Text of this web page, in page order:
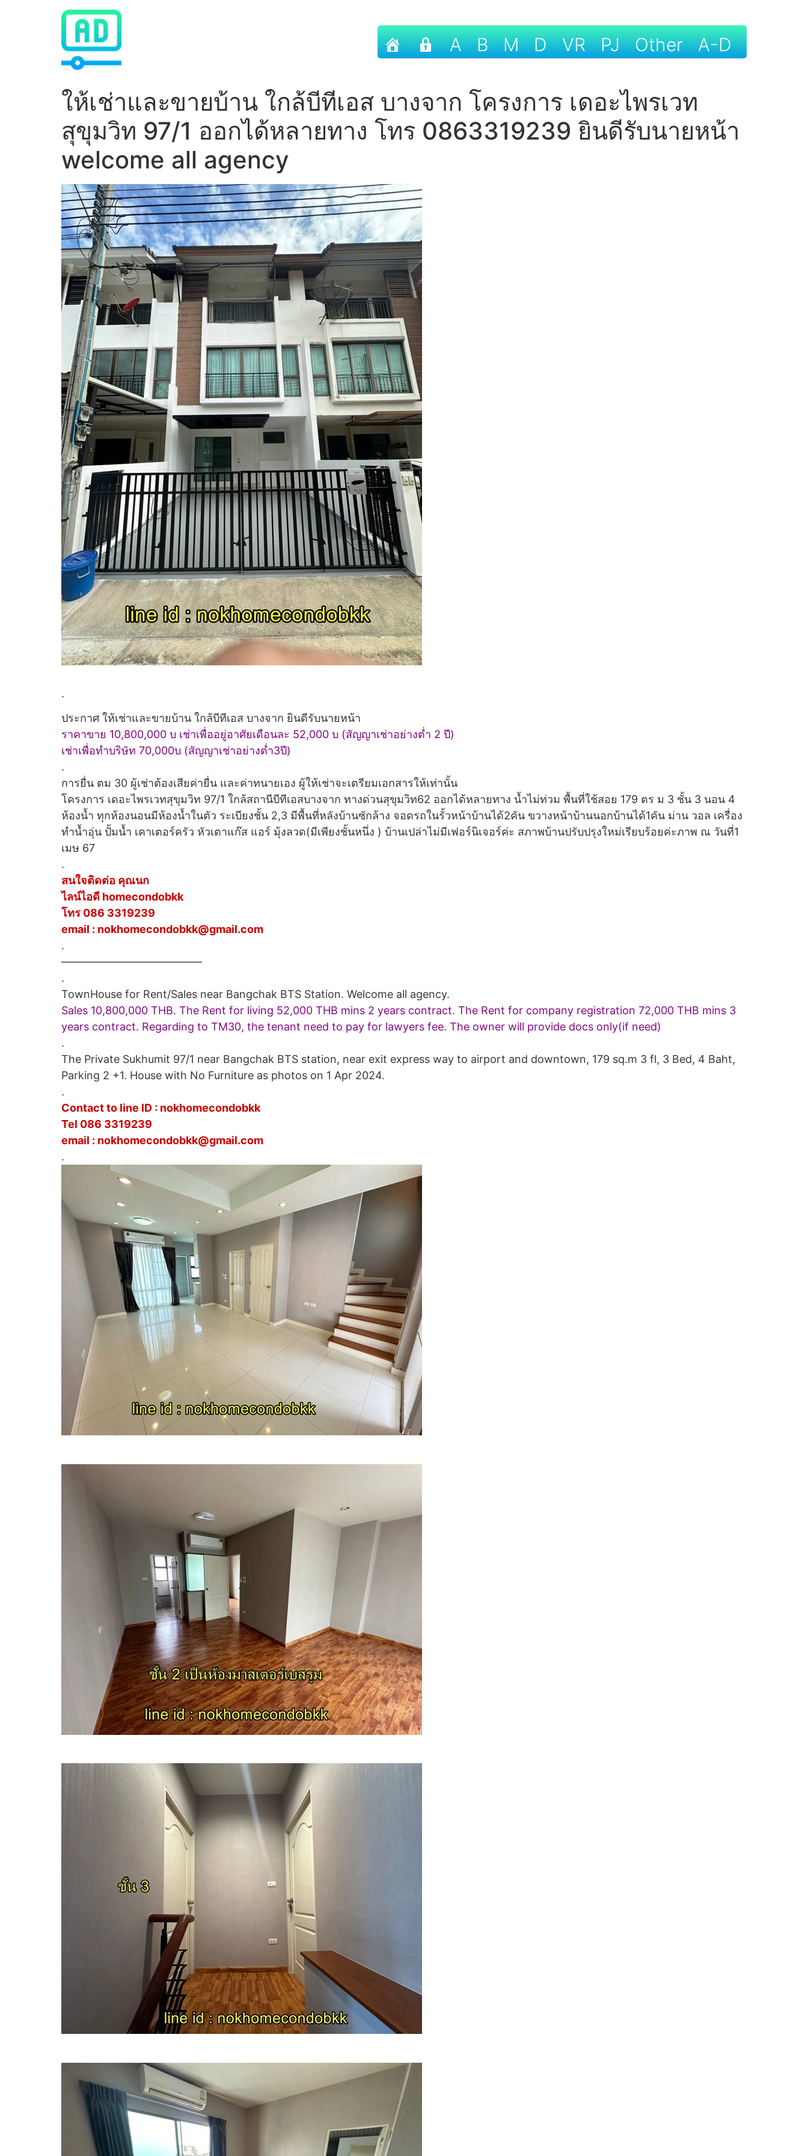
A B M D VR PJ Other A-D
ให้เช่าและขายบ้าน ใกล้บีทีเอส บางจาก โครงการ เดอะไพรเวท
สุขุมวิท 97/1 ออกได้หลายทาง โทร 0863319239 ยินดีรับนายหน้า
welcome all agency
.
ประกาศ ให้เช่าและขายบ้าน ใกล้บีทีเอส บางจาก ยินดีรับนายหน้า
ราคาขาย 10,800,000 บ เช่าเพื่ออยู่อาศัยเดือนละ 52,000 บ (สัญญาเช่าอย่างต่ำ 2 ปี)
เช่าเพื่อทำบริษัท 70,000บ (สัญญาเช่าอย่างต่ำ3ปี)
.
การยื่น ตม 30 ผู้เช่าต้องเสียค่ายื่น และค่าทนายเอง ผู้ให้เช่าจะเตรียมเอกสารให้เท่านั้น
โครงการ เดอะไพรเวทสุขุมวิท 97/1 ใกล้สถานีบีทีเอสบางจาก ทางด่วนสุขุมวิท62 ออกได้หลายทาง น้ำไม่ท่วม พื้นที่ใช้สอย 179 ตร ม 3 ชั้น 3 นอน 4
ห้องน้ำ ทุกห้องนอนมีห้องน้ำในตัว ระเบียงชั้น 2,3 มีพื้นที่หลังบ้านซักล้าง จอดรถในรั้วหน้าบ้านได้2คัน ขวางหน้าบ้านนอกบ้านได้1คัน ม่าน วอล เครื่อง
ทำน้ำอุ่น ปั้มน้ำ เคาเตอร์ครัว หัวเตาแก๊ส แอร์ มุ้งลวด(มีเพียงชั้นหนึ่ง ) บ้านเปล่าไม่มีเฟอร์นิเจอร์ค่ะ สภาพบ้านปรับปรุงใหม่เรียบร้อยค่ะภาพ ณ วันที่1
เมษ 67
.
สนใจติดต่อ คุณนก
ไลน์ไอดี homecondobkk
โทร 086 3319239
email : nokhomecondobkk@gmail.com
.
—————————————
.
TownHouse for Rent/Sales near Bangchak BTS Station. Welcome all agency.
Sales 10,800,000 THB. The Rent for living 52,000 THB mins 2 years contract. The Rent for company registration 72,000 THB mins 3
years contract. Regarding to TM30, the tenant need to pay for lawyers fee. The owner will provide docs only(if need)
.
The Private Sukhumit 97/1 near Bangchak BTS station, near exit express way to airport and downtown, 179 sq.m 3 fl, 3 Bed, 4 Baht,
Parking 2 +1. House with No Furniture as photos on 1 Apr 2024.
.
Contact to line ID : nokhomecondobkk
Tel 086 3319239
email : nokhomecondobkk@gmail.com
.